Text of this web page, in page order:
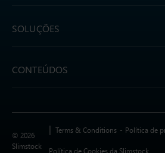
SOLUÇÕES
CONTEÚDOS
© 2026
Slimstock
Terms & Conditions Política de
Política de Cookies da Slimstock